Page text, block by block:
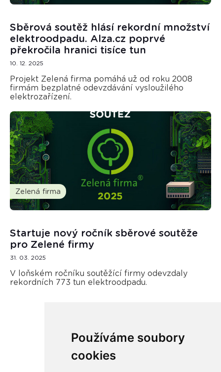
Používáme soubory
cookies
Sběrová soutěž hlásí rekordní množství
elektroodpadu. Alza.cz poprvé
překročila hranici tisíce tun
10. 12. 2025
Projekt Zelená firma pomáhá už od roku 2008
firmám bezplatné odevzdávání vysloužilého
elektrozařízení.
Zelená firma
Startuje nový ročník sběrové soutěže
pro Zelené firmy
31. 03. 2025
V loňském ročníku soutěžící firmy odevzdaly
rekordních 773 tun elektroodpadu.
Načíst další